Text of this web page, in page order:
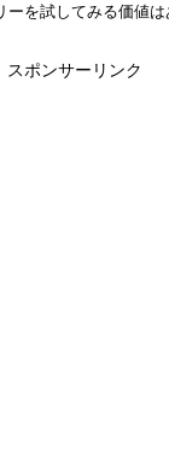
を試してみる価値は
スポンサーリンク